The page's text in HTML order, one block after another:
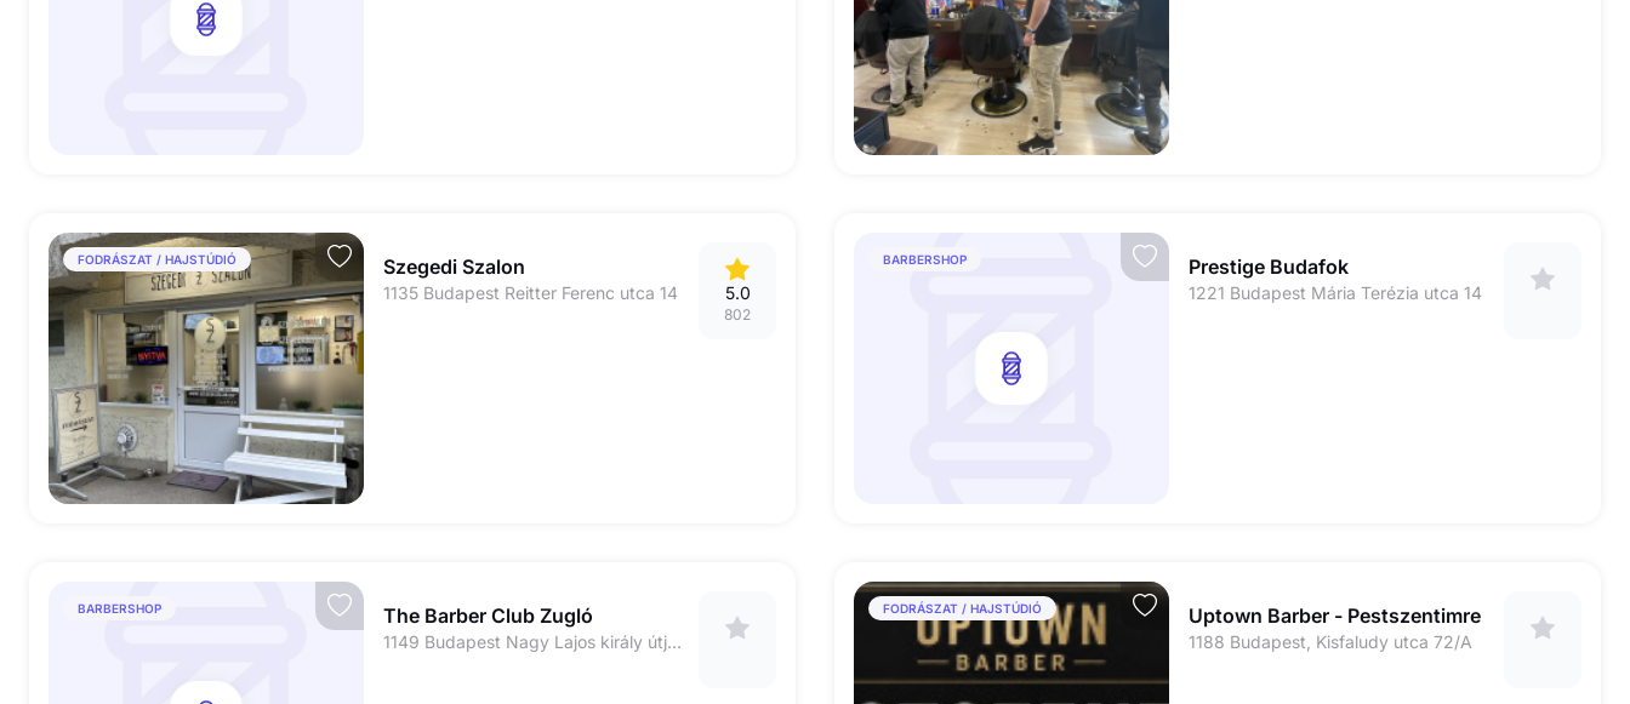
FODRÁSZAT / HAJSTÚDIÓ Szegedi Szalon
1135 Budapest Reitter Ferenc utca 14 5.0
802
BARBERSHOP Prestige Budafok
1221 Budapest Mária Terézia utca 14
BARBERSHOP The Barber Club Zugló
1149 Budapest Nagy Lajos király útja 148
FODRÁSZAT / HAJSTÚDIÓ Uptown Barber - Pestszentimre
1188 Budapest, Kisfaludy utca 72/A